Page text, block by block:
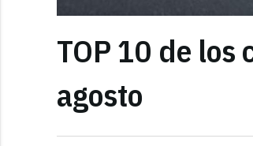
TOP 10 de los
agosto